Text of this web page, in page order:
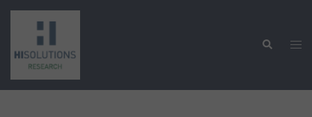
Zum
springen
Suche